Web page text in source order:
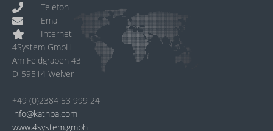
Telefon
Email
Internet
4System GmbH
Am Feldgraben 43
D-59514 Welver
+49 (0)2384 53 999 24
info@kathpa.com
www.4system.gmbh